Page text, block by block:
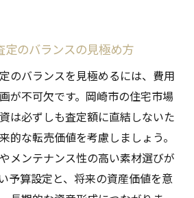
定のバランスの見極め方
のバランスを見極めるには、費用
が不可欠です。岡崎市の住宅市場
は必ずしも査定額に直結しないた
的な転売価値を考慮しましょう。
メンテナンス性の高い素材選びが
予算設定と、将来の資産価値を意